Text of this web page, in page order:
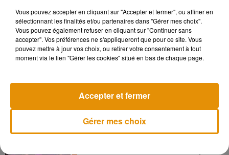
Musique
6 août 2026
Pomme emprunte le décor de l’émission
« Loups Garous » pour son...
Vous pouvez accepter en cliquant sur "Accepter et fermer", ou affiner en
sélectionnant les finalités et/ou partenaires dans "Gérer mes choix".
Vous pouvez également refuser en cliquant sur "Continuer sans
accepter". Vos préférences ne s'appliqueront que pour ce site. Vous
pouvez mettre à jour vos choix, ou retirer votre consentement à tout
moment via le lien "Gérer les cookies" situé en bas de chaque page.
Gérer mes choix
Accepter et fermer